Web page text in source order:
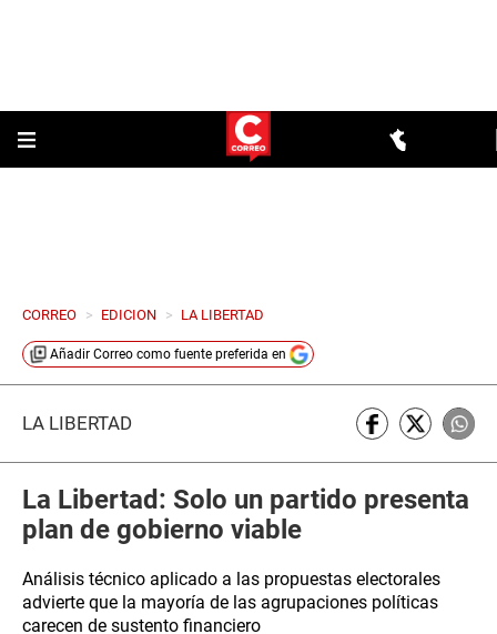
CORREO > EDICION > LA LIBERTAD
Añadir Correo como fuente preferida en
LA LIBERTAD
La Libertad: Solo un partido presenta
plan de gobierno viable
Análisis técnico aplicado a las propuestas electorales
advierte que la mayoría de las agrupaciones políticas
carecen de sustento financiero